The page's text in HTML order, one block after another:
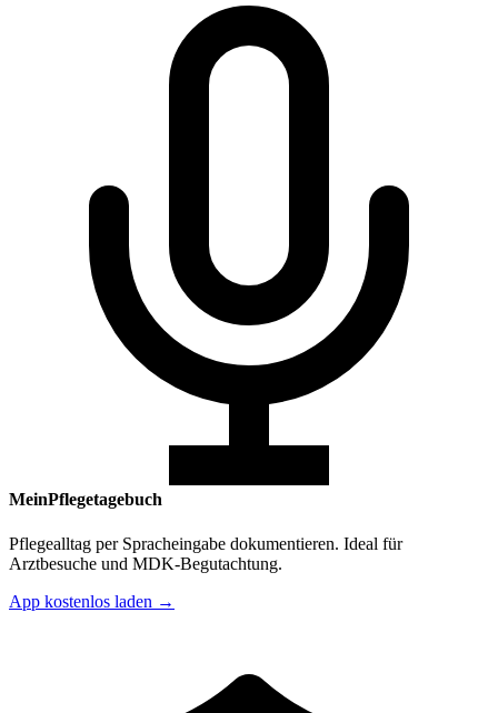
MeinPflegetagebuch
Pflegealltag per Spracheingabe dokumentieren. Ideal für
Arztbesuche und MDK-Begutachtung.
App kostenlos laden →